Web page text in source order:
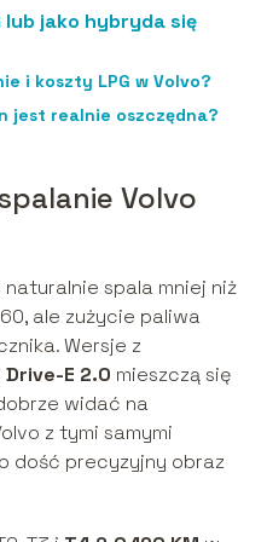
lub jako hybryda się
i koszty LPG w Volvo?
jest realnie oszczędna?
Volvo
spala mniej niż
ale zużycie paliwa
Wersje z
Drive-E 2.0 mieszczą się
widać na
z tymi samymi
dość precyzyjny obraz